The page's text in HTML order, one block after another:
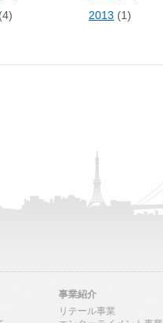
(4) 2013 (1)
事業紹介
リテール事業